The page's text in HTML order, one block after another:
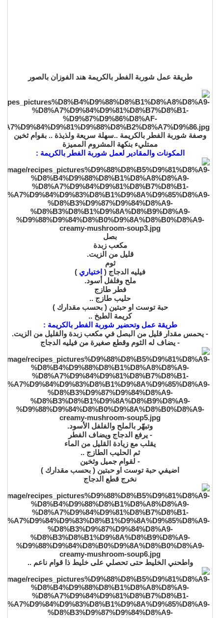
طريقة عمل شوربة الفطر بالكريمة هند الفوزان بالصور
وصفة شوربة الفطر بالكريمة ..سهلة سريعة ولذيذة .. بقوام ثخين
ممتليء بنكهة المشروم المميزة
المكونات والمقادير لعمل شوربة الفطر بالكريمة :
بصل
مكعب زبدة
قليل من الزيت.
ثوم
فيليه الدجاج ( اختياري )
ملح وفلفل أسود.
فطر طازج
حليب طازج ..
حبة توست او حبتين ( بحسب مقدارك )
كريمة الطبخ ..
طريقة عمل وتحضير شوربة الفطر بالكريمة :
- يحمس مقدار قليل من البصل في مكعب زبدة والقليل من الزيت.
- يضاف له الثوم وقطع صغيرة من فيليه الدجاج
وتبهّر بالملح والفلفل الأسود.
- يرفع الدجاج ويضاف الفطر
يقلب مع زيادة القليل من الماء
ثم الحليب الطازج ..
- لقوام جميل وثخين
اضيفي حبة توست او حبتين ( بحسب مقدارك )
نخرج قطع الدجاج
واطحني الخليط حتى تحصلي على خليط ذا قوام ناعم ..